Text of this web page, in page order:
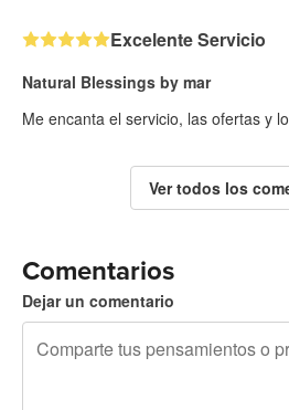
Excelente Servicio
Natural Blessings by mar
Me encanta el servicio, las ofertas y
Ver todos los
Comentarios
Dejar un comentario